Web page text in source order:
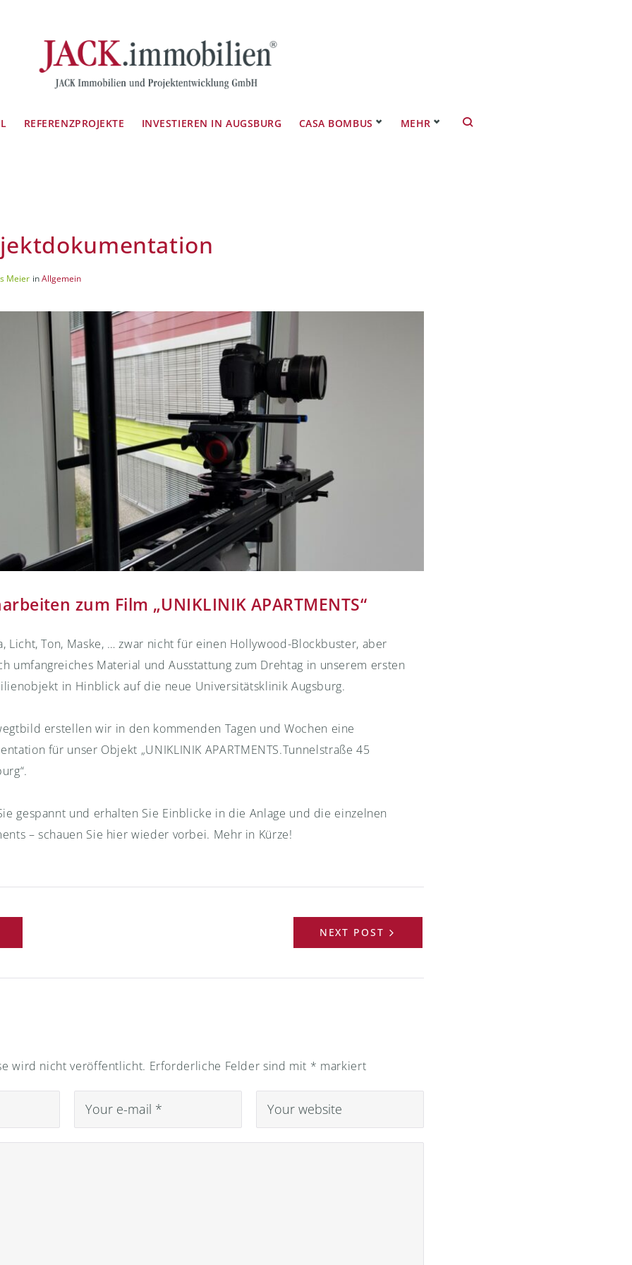
REFERENZPROJEKTE INVESTIEREN IN AUGSBURG CASA BOMBUS MEHR
Meier inAllgemein
zum Film „UNIKLINIK APARTMENTS“
Licht, Ton, Maske, … zwar nicht für einen Hollywood-Blockbuster, aber
umfangreiches Material und Ausstattung zum Drehtag in unserem ersten
in Hinblick auf die neue Universitätsklinik Augsburg.
erstellen wir in den kommenden Tagen und Wochen eine
für unser Objekt „UNIKLINIK APARTMENTS.Tunnelstraße 45
gespannt und erhalten Sie Einblicke in die Anlage und die einzelnen
– schauen Sie hier wieder vorbei. Mehr in Kürze!
NEXT POST
wird nicht veröffentlicht. Erforderliche Felder sind mit * markiert